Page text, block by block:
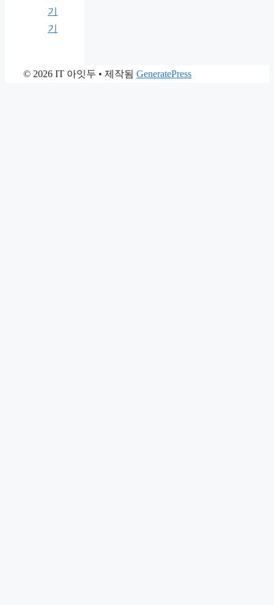
기
기
© 2026 IT 아잇두 • 제작됨 GeneratePress